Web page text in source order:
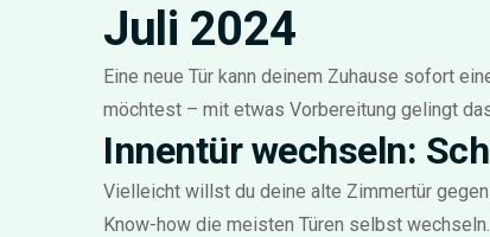
Juli 2024
Eine neue Tür kann deinem Zuhause sofort
möchtest – mit etwas Vorbereitung gelingt
Innentür wechseln:
Vielleicht willst du deine alte Zimmertür
Know-how die meisten Türen selbst